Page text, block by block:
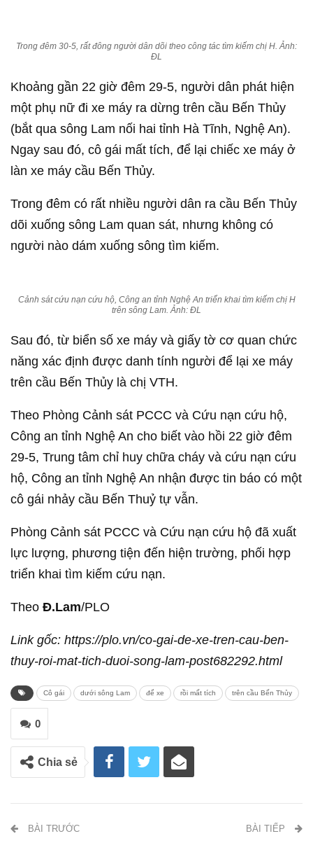
Trong đêm 30-5, rất đông người dân dõi theo công tác tìm kiếm chị H. Ảnh:
ĐL
Khoảng gần 22 giờ đêm 29-5, người dân phát hiện
một phụ nữ đi xe máy ra dừng trên cầu Bến Thủy
(bắt qua sông Lam nối hai tỉnh Hà Tĩnh, Nghệ An).
Ngay sau đó, cô gái mất tích, để lại chiếc xe máy ở
làn xe máy cầu Bến Thủy.
Trong đêm có rất nhiều người dân ra cầu Bến Thủy
dõi xuống sông Lam quan sát, nhưng không có
người nào dám xuống sông tìm kiếm.
Cảnh sát cứu nạn cứu hộ, Công an tỉnh Nghệ An triển khai tìm kiếm chị H
trên sông Lam. Ảnh: ĐL
Sau đó, từ biển số xe máy và giấy tờ cơ quan chức
năng xác định được danh tính người để lại xe máy
trên cầu Bến Thủy là chị VTH.
Theo Phòng Cảnh sát PCCC và Cứu nạn cứu hộ,
Công an tỉnh Nghệ An cho biết vào hồi 22 giờ đêm
29-5, Trung tâm chỉ huy chữa cháy và cứu nạn cứu
hộ, Công an tỉnh Nghệ An nhận được tin báo có một
cô gái nhảy cầu Bến Thuỷ tự vẫn.
Phòng Cảnh sát PCCC và Cứu nạn cứu hộ đã xuất
lực lượng, phương tiện đến hiện trường, phối hợp
triển khai tìm kiếm cứu nạn.
Theo Đ.Lam/PLO
Link gốc: https://plo.vn/co-gai-de-xe-tren-cau-ben-
thuy-roi-mat-tich-duoi-song-lam-post682292.html
Cô gái dưới sông Lam để xe rồi mất tích trên cầu Bến Thủy
0
Chia sẻ
BÀI TRƯỚC BÀI TIẾP